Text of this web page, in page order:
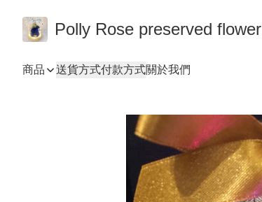
Polly Rose preserved flower
商品 送貨方式付款方式關於我們